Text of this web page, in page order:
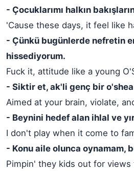
- Çocuklarımı halkın
'Cause these days, it feel like
- Çünkü bugünlerde nefretin
hissediyorum.
Fuck it, attitude like a young
- Siktir et, ak'li genç bir
Aimed at your brain, violate,
- Beynini hedef alan ihlal ve
I don't play when it come to
- Konu aile olunca oynamam,
Pimpin' they kids out for